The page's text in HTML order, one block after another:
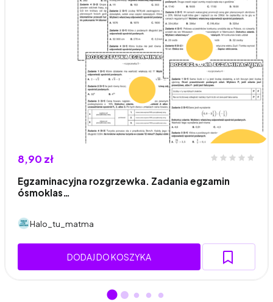
8,90 zł
Egzaminacyjna rozgrzewka. Zadania egzamin
ósmoklas…
Halo_tu_matma
DODAJ DO KOSZYKA